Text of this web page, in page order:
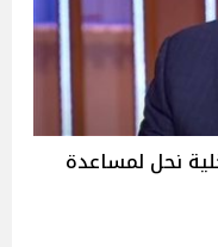
نحل لمساعدة